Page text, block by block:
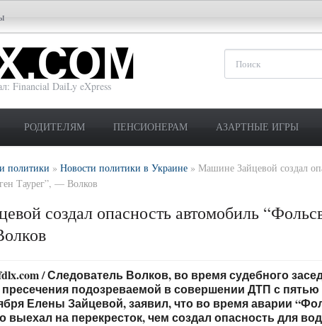
Financial DaiLy eXpress
РОДИТЕЛЯМ ПЕНСИОНЕРАМ АЗАРТНЫЕ ИГРЫ
политики » Новости политики в Украине » Машине Зайцевой создал
Таурег”, — Волков
создал опасность автомобиль
/ Следователь Волков, во время судебного
подозреваемой в совершении ДТП с
Елены Зайцевой, заявил, что во время аварии
выехал на перекресток, чем создал опасность для